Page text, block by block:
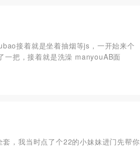
接着就是坐着抽烟等js，一开始来个
一把，接着就是洗澡 manyouAB面
，我当时点了个22的小妹妹进门先帮你